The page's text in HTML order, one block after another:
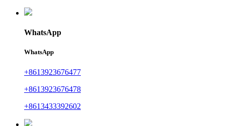
WhatsApp
WhatsApp
+8613923676477
+8613923676478
+8613433392602